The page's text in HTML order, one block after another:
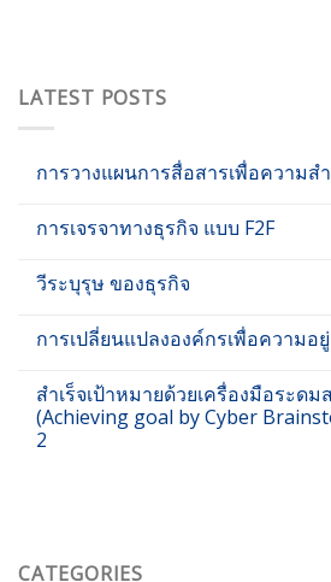
LATEST POSTS
การวางแผนการสื่อสารเพื่อความสำ
การเจรจาทางธุรกิจ แบบ F2F
วีระบุรุษ ของธุรกิจ
การเปลี่ยนแปลงองค์กรเพื่อความอ
สำเร็จเป้าหมายด้วยเครื่องมือระดม
(Achieving goal by Cyber
2
CATEGORIES